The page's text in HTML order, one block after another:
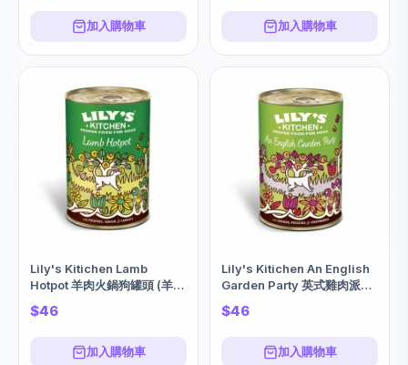
加入購物車 加入購物車
Lily's Kitichen Lamb
Hotpot 羊肉火鍋狗罐頭 (羊肉
+馬鈴薯+南瓜+胡蘿蔔)
400g
$46
加入購物車
Lily's Kitichen An English
Garden Party 英式雞肉派對
主食狗罐頭 (雞肉+馬鈴薯+草
莓) 400g
$46
加入購物車